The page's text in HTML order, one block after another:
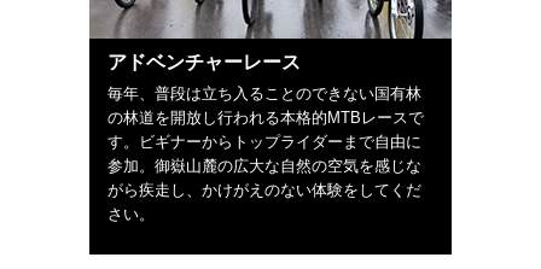
アドベンチャーレース
毎年、普段は立ち入ることのできない国有林
の林道を開放し行われる本格的MTBレースで
す。ビギナーからトップライダーまで自由に
参加。御嶽山麓の広大な自然の空気を感じな
がら疾走し、かけがえのない体験をしてくだ
さい。